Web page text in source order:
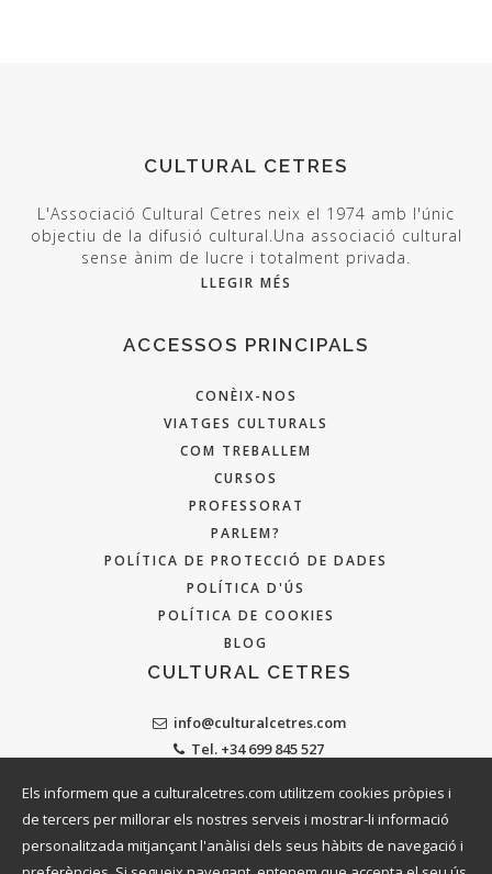
CULTURAL CETRES
L'Associació Cultural Cetres neix el 1974 amb l'únic
objectiu de la difusió cultural.Una associació cultural
sense ànim de lucre i totalment privada.
LLEGIR MÉS
ACCESSOS PRINCIPALS
CONÈIX-NOS
VIATGES CULTURALS
COM TREBALLEM
CURSOS
PROFESSORAT
PARLEM?
POLÍTICA DE PROTECCIÓ DE DADES
POLÍTICA D'ÚS
POLÍTICA DE COOKIES
BLOG
CULTURAL CETRES
info@culturalcetres.com
Tel. +34 699 845 527
Els informem que a culturalcetres.com utilitzem cookies pròpies i
de tercers per millorar els nostres serveis i mostrar-li informació
personalitzada mitjançant l'anàlisi dels seus hàbits de navegació i